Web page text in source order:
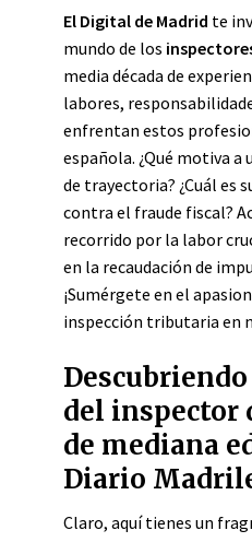
El Digital de Madrid te
mundo de los
media década de
labores,
enfrentan estos
española. ¿Qué motiva a
de trayectoria? ¿Cuál es
contra el fraude fiscal?
recorrido por la labor
en la recaudación de
¡Sumérgete en el
inspección tributaria en
del inspector
de mediana
Diario
Claro, aquí tienes un